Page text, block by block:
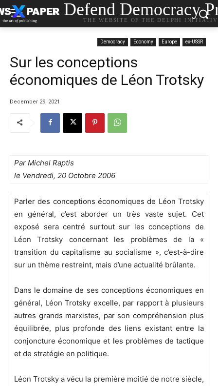
Defend Democracy
THE WEBSITE OF THE DELPHI
Democracy Economy Europe ex-USSR
Sur les conceptions
économiques de Léon Trotsky
December 29, 2021
Par Michel Raptis
le Vendredi, 20 Octobre 2006
Parler des conceptions économiques de Léon Trotsky
en général, c’est aborder un très vaste sujet. Cet
exposé sera centré surtout sur les conceptions de
Léon Trotsky concernant les problèmes de la «
transition du capitalisme au socialisme », c’est-à-dire
sur un thème restreint, mais d’une actualité brûlante.
Dans le domaine de ses conceptions économiques en
général, Léon Trotsky excelle, par rapport à plusieurs
autres grands marxistes, par son compréhension plus
équilibrée, plus profonde des liens existant entre la
conjoncture économique et les problèmes de tactique
et de stratégie en politique.
Léon Trotsky a vécu la première moitié de notre siècle,